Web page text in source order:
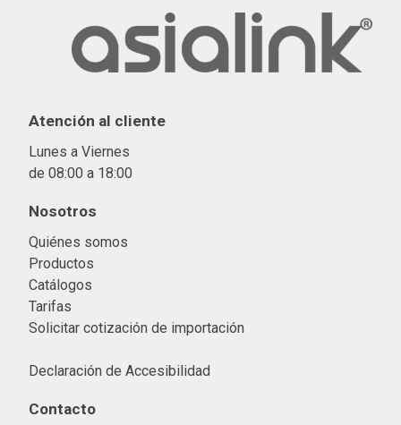
Atención al cliente
Lunes a Viernes
de 08:00 a 18:00
Nosotros
Quiénes somos
Productos
Catálogos
Tarifas
Solicitar cotización de importación
Declaración de Accesibilidad
Contacto